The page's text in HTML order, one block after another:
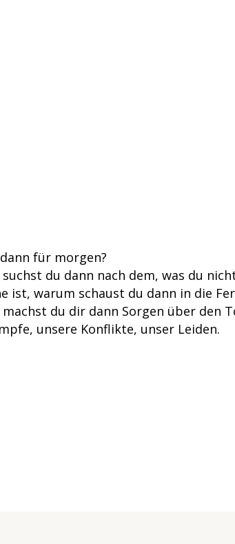
für morgen?
du dann nach dem, was du
ist, warum schaust du dann in die
du dir dann Sorgen über den
unsere Konflikte, unser Leiden.